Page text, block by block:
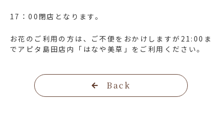
17：00閉店となります。
お花のご利用の方は、ご不便をおかけしますが21:00ま
でアピタ島田店内「はなや美草」をご利用ください。
Back